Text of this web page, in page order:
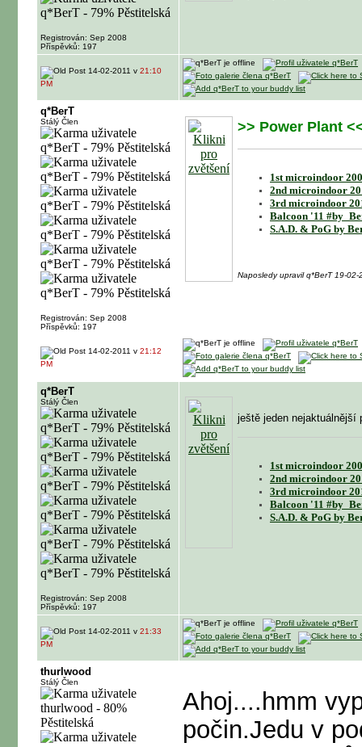
Registrován: Sep 2008
Příspěvků: 197
14-02-2011 v 21:10
PM
q*BerT
Stálý Člen
Registrován: Sep 2008
Příspěvků: 197
>> Power Plant
1st microindoor
2nd microindoor
3rd microindoor
Balcoon '11
S.A.D. & PoG by
Naposledy upravil q*BerT 19-02-
14-02-2011 v 21:12
PM
q*BerT
Stálý Člen
Registrován: Sep 2008
Příspěvků: 197
ještě jeden nejaktuálnější
1st microindoor
2nd microindoor
3rd microindoor
Balcoon '11
S.A.D. & PoG by
14-02-2011 v 21:33
PM
thurlwood
Stálý Člen
Ahoj....hmm
počin.Jedu v